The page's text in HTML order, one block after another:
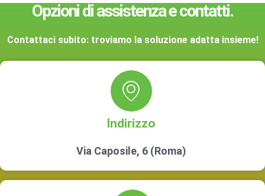
Opzioni di assistenza e contatti.
Contattaci subito: troviamo la soluzione adatta insieme!
Indirizzo
Via Caposile, 6 (Roma)